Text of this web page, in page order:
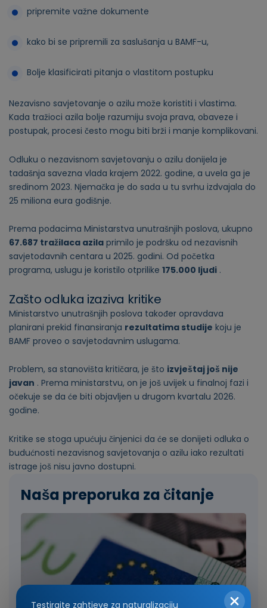
pripremite važne dokumente
kako bi se pripremili za saslušanja u BAMF-u,
Bolje klasificirati pitanja o vlastitom postupku
Nezavisno savjetovanje o azilu može koristiti i vlastima.
Kada tražioci azila bolje razumiju svoja prava, obaveze i
postupak, procesi često mogu biti brži i manje komplikovani.
Odluku o nezavisnom savjetovanju o azilu donijela je
tadašnja savezna vlada krajem 2022. godine, a uvela ga je
sredinom 2023. Njemačka je do sada u tu svrhu izdvajala do
25 miliona eura godišnje.
Prema podacima Ministarstva unutrašnjih poslova, ukupno
67.687 tražilaca azila primilo je podršku od nezavisnih
savjetodavnih centara u 2025. godini. Od početka
programa, uslugu je koristilo otprilike 175.000 ljudi .
Zašto odluka izaziva kritike
Ministarstvo unutrašnjih poslova također opravdava
planirani prekid finansiranja rezultatima studije koju je
BAMF proveo o savjetodavnim uslugama.
Problem, sa stanovišta kritičara, je što izvještaj još nije
javan . Prema ministarstvu, on je još uvijek u finalnoj fazi i
očekuje se da će biti objavljen u drugom kvartalu 2026.
godine.
Kritike se stoga upućuju činjenici da će se donijeti odluka o
budućnosti nezavisnog savjetovanja o azilu iako rezultati
istrage još nisu javno dostupni.
Naša preporuka za čitanje
Testirajte zahtjeve za naturalizaciju